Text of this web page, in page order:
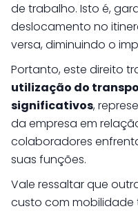
de trabalho. Isto é,
deslocamento no
versa, diminuindo o
Portanto, este direito
utilização do
significativos,
da empresa em
colaboradores
suas funções.
Vale ressaltar que
custo com mobilidade